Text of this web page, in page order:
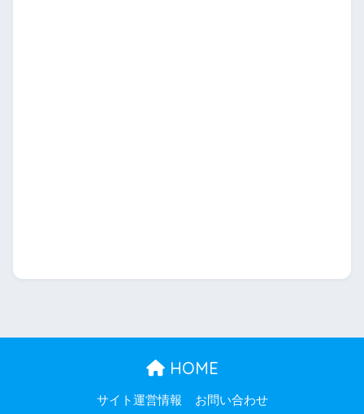
HOME
サイト運営情報 お問い合わせ